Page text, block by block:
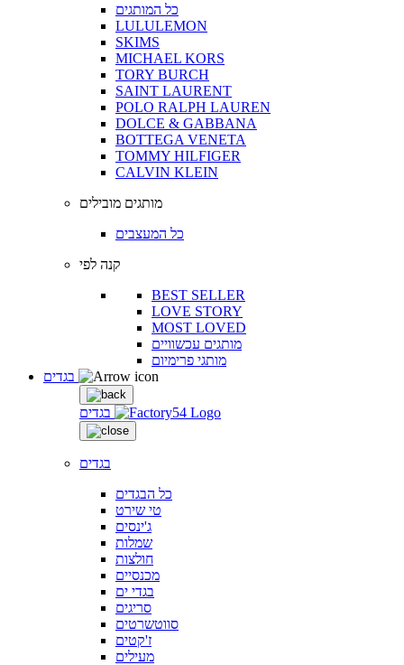
כל המותגים
LULULEMON
SKIMS
MICHAEL KORS
TORY BURCH
SAINT LAURENT
POLO RALPH LAUREN
DOLCE & GABBANA
BOTTEGA VENETA
TOMMY HILFIGER
CALVIN KLEIN
מותגים מובילים
כל המעצבים
קנה לפי
BEST SELLER
LOVE STORY
MOST LOVED
מותגים עכשוויים
מותגי פרימיום
בגדים
בגדים
כל הבגדים
טי שירט
ג'ינסים
שמלות
חולצות
מכנסיים
בגדי ים
סריגים
סווטשרטים
ז'קטים
מעילים